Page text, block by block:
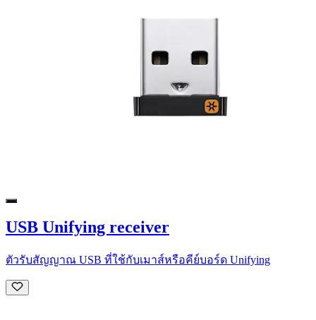
USB Unifying receiver
ตัวรับสัญญาณ USB ที่ใช้กับเมาส์หรือคีย์บอร์ด Unifying